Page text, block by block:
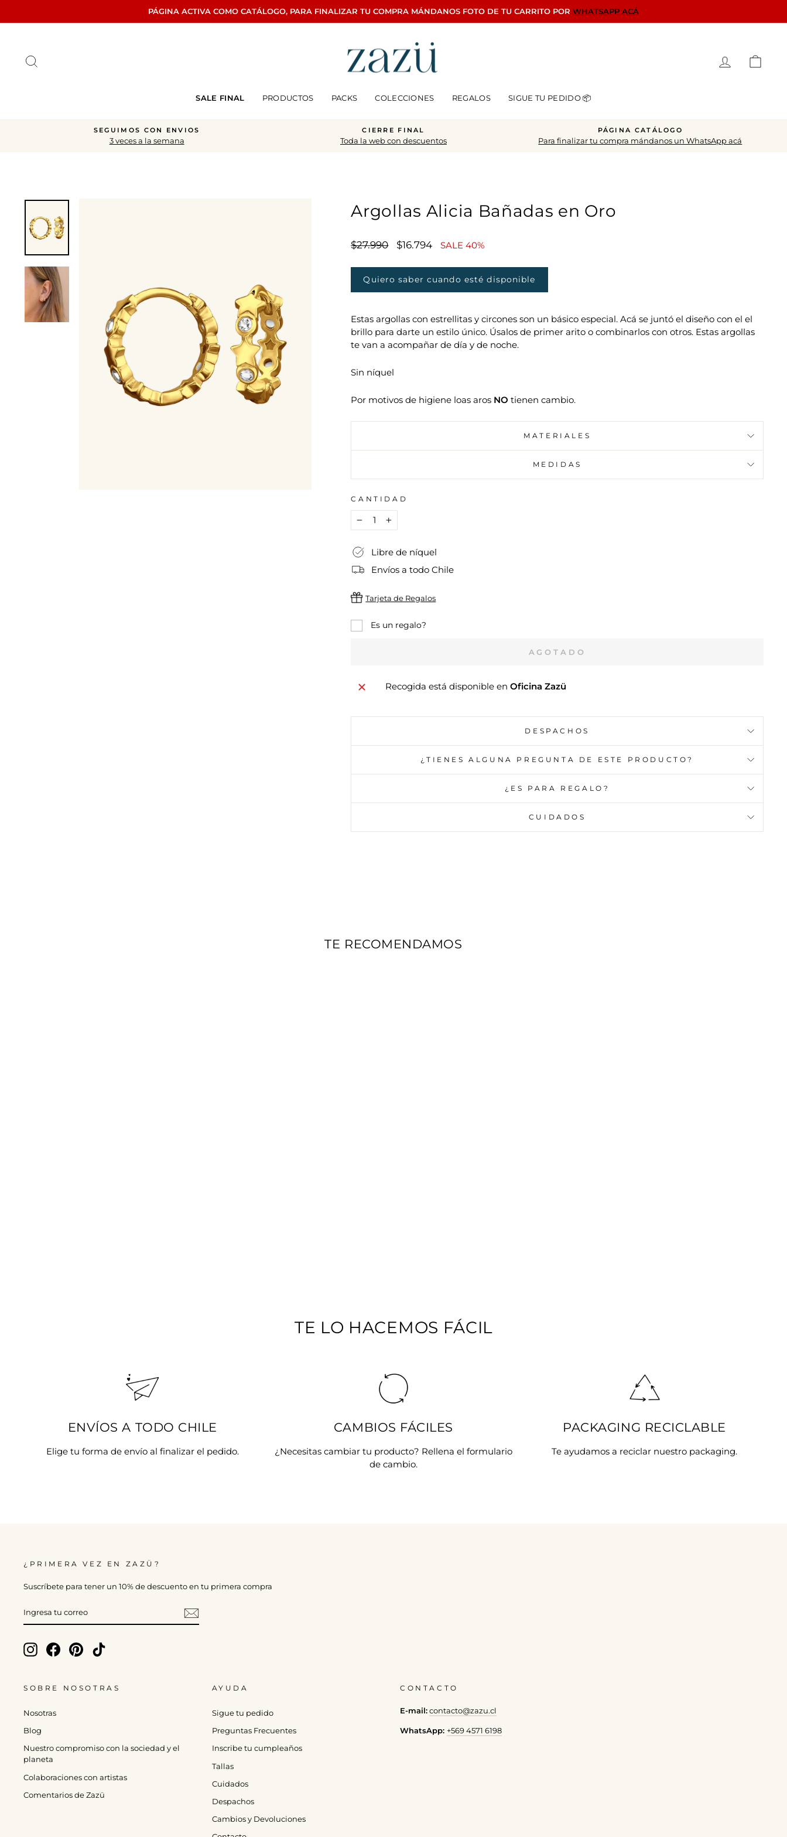
PÁGINA ACTIVA COMO CATÁLOGO, PARA FINALIZAR TU COMPRA MÁNDANOS FOTO DE TU CARRITO POR WHATSAPP ACÁ
Ingresar
SALE FINAL PRODUCTOS PACKS COLECCIONES REGALOS SIGUE TU PEDIDO 📦
diapositivas
SEGUIMOS CON ENVIOS
3 veces a la semana
CIERRE FINAL
Toda la web con descuentos
PÁGINA CATÁLOGO
Para finalizar tu compra mándanos un WhatsApp acá
Argollas Alicia Bañadas en Oro
Precio
$27.990
Precio
oferta
$16.794 SALE 40%
Quiero saber cuando esté disponible
Estas argollas con estrellitas y circones son un básico especial. Acá se juntó el diseño con el el
brillo para darte un estilo único. Úsalos de primer arito o combinarlos con otros. Estas argollas
te van a acompañar de día y de noche.
Sin níquel
Por motivos de higiene loas aros NO tienen cambio.
MATERIALES
MEDIDAS
CANTIDAD
− +
Libre de níquel
Envíos a todo Chile
Tarjeta de Regalos
Es un regalo?
AGOTADO
Recogida está disponible en Oficina Zazü
DESPACHOS
¿TIENES ALGUNA PREGUNTA DE ESTE PRODUCTO?
¿ES PARA REGALO?
CUIDADOS
TE RECOMENDAMOS
TE LO HACEMOS FÁCIL
ENVÍOS A TODO CHILE
Elige tu forma de envío al finalizar el pedido.
CAMBIOS FÁCILES
¿Necesitas cambiar tu producto? Rellena el formulario
de cambio.
PACKAGING RECICLABLE
Te ayudamos a reciclar nuestro packaging.
¿PRIMERA VEZ EN ZAZÜ?
Suscríbete para tener un 10% de descuento en tu primera compra
TU
CORREO
InstagramFacebookPinterest
SOBRE NOSOTRAS
Nosotras
Blog
Nuestro compromiso con la sociedad y el
planeta
Colaboraciones con artistas
Comentarios de Zazü
AYUDA
Sigue tu pedido
Preguntas Frecuentes
Inscribe tu cumpleaños
Tallas
Cuidados
Despachos
Cambios y Devoluciones
CONTACTO
E-mail: contacto@zazu.cl
WhatsApp: +569 4571 6198